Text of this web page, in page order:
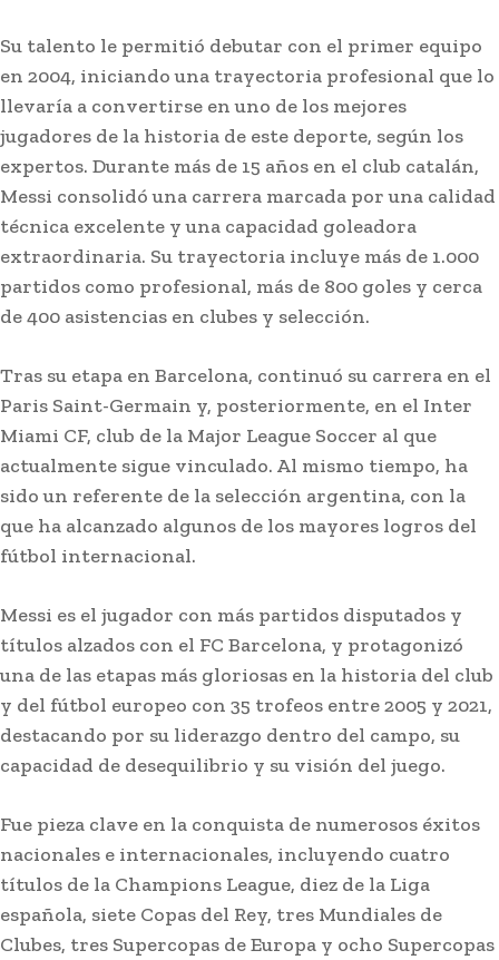
Su talento le permitió debutar con el primer equipo
en 2004, iniciando una trayectoria profesional que lo
llevaría a convertirse en uno de los mejores
jugadores de la historia de este deporte, según los
expertos. Durante más de 15 años en el club catalán,
Messi consolidó una carrera marcada por una calidad
técnica excelente y una capacidad goleadora
extraordinaria. Su trayectoria incluye más de 1.000
partidos como profesional, más de 800 goles y cerca
de 400 asistencias en clubes y selección.
Tras su etapa en Barcelona, continuó su carrera en el
Paris Saint-Germain y, posteriormente, en el Inter
Miami CF, club de la Major League Soccer al que
actualmente sigue vinculado. Al mismo tiempo, ha
sido un referente de la selección argentina, con la
que ha alcanzado algunos de los mayores logros del
fútbol internacional.
Messi es el jugador con más partidos disputados y
títulos alzados con el FC Barcelona, y protagonizó
una de las etapas más gloriosas en la historia del club
y del fútbol europeo con 35 trofeos entre 2005 y 2021,
destacando por su liderazgo dentro del campo, su
capacidad de desequilibrio y su visión del juego.
Fue pieza clave en la conquista de numerosos éxitos
nacionales e internacionales, incluyendo cuatro
títulos de la Champions League, diez de la Liga
española, siete Copas del Rey, tres Mundiales de
Clubes, tres Supercopas de Europa y ocho Supercopas